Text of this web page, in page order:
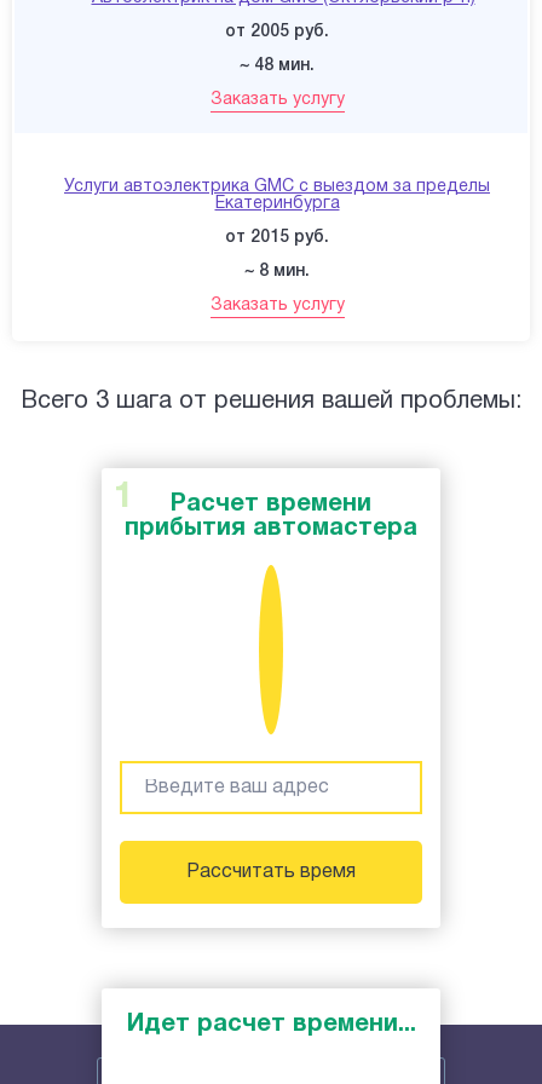
от 2005 руб.
~ 48 мин.
Заказать услугу
Услуги автоэлектрика GMC с выездом за пределы
Екатеринбурга
от 2015 руб.
~ 8 мин.
Заказать услугу
Всего 3 шага от решения вашей проблемы:
Расчет времени
прибытия автомастера
Рассчитать время
Идет расчет времени...